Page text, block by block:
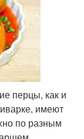
перцы, как и
имеют
по разным